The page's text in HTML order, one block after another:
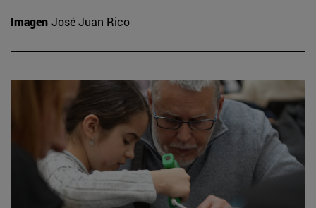
Imagen José Juan Rico